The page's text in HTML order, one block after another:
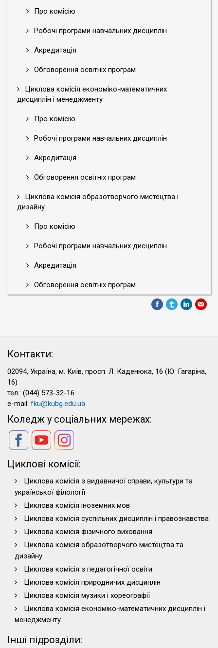
Про комісію
Робочі програми навчальних дисциплін
Акредитація
Обговорення освітніх програм
Циклова комісія економіко-математичних
дисциплін і менеджменту
Про комісію
Робочі програми навчальних дисциплін
Акредитація
Обговорення освітніх програм
Циклова комісія образотворчого мистецтва і
дизайну
Про комісію
Робочі програми навчальних дисциплін
Акредитація
Обговорення освітніх програм
Контакти:
02094, Україна, м. Київ, просп. Л. Каденюка, 16 (Ю. Гагаріна,
16)
тел.: (044) 573-32-16
e-mail: fku@kubg.edu.ua
Коледж у соціальних мережах:
Циклові комісії:
Циклова комісія з видавничої справи, культури та
української філології
Циклова комісія іноземних мов
Циклова комісія суспільних дисциплін і правознавства
Циклова комісія фізичного виховання
Циклова комісія образотворчого мистецтва та
дизайну
Циклова комісія з педагогічної освіти
Циклова комісія природничих дисциплін
Циклова комісія музики і хореографії
Циклова комісія економіко-математичних дисциплін і
менеджменту
Інші підрозділи: